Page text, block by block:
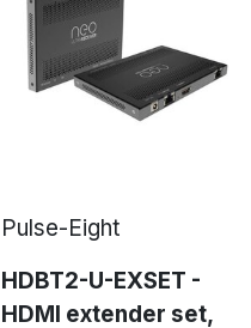
Pulse-Eight
HDBT2-U-EXSET -
HDMI extender set,